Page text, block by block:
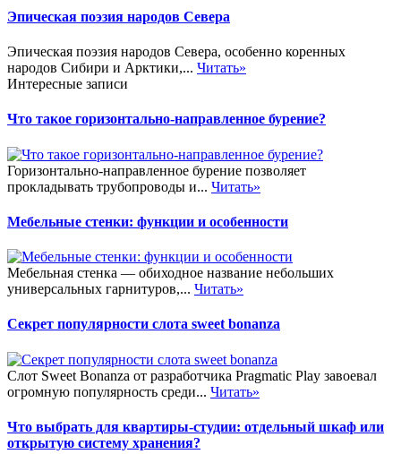
Эпическая поэзия народов Севера
Эпическая поэзия народов Севера, особенно коренных
народов Сибири и Арктики,... Читать»
Интересные записи
Что такое горизонтально-направленное бурение?
Горизонтально-направленное бурение позволяет
прокладывать трубопроводы и... Читать»
Мебельные стенки: функции и особенности
Мебельная стенка — обиходное название небольших
универсальных гарнитуров,... Читать»
Секрет популярности слота sweet bonanza
Слот Sweet Bonanza от разработчика Pragmatic Play завоевал
огромную популярность среди... Читать»
Что выбрать для квартиры-студии: отдельный шкаф или
открытую систему хранения?